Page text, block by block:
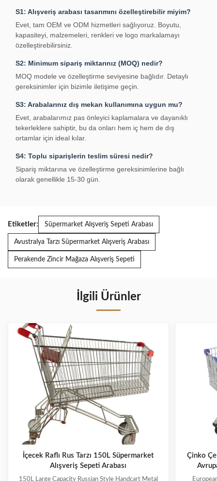
S1: Alışveriş arabası tasarımını özelleştirebilir miyim?
Evet, tam OEM ve ODM hizmetleri sağlıyoruz. Boyutu,
kapasiteyi, malzemeleri, renkleri ve logo markalamayı
özelleştirebilirsiniz.
S2: Minimum sipariş miktarınız (MOQ) nedir?
MOQ modele ve özelleştirme seviyesine bağlıdır. Detaylı
gereksinimler için bizimle iletişime geçin.
S3: Arabalarınız dış mekan kullanımına uygun mu?
Evet, arabalarımız pas önleyici kaplamalara ve dayanıklı
tekerleklere sahiptir, bu da onları hem iç hem de dış
ortamlar için ideal kılar.
S4: Toplu siparişlerin teslim süresi nedir?
Sipariş miktarına ve özelleştirme gereksinimlerine bağlı
olarak genellikle 15-30 gün.
Etiketler: Süpermarket Alışveriş Sepeti Arabası
Avustralya Tarzı Süpermarket Alışveriş Arabası
Perakende Zincir Mağaza Alışveriş Sepeti
İlgili Ürünler
İçecek Raflı Rus Tarzı 150L Süpermarket
Alışveriş Sepeti Arabası
150L Large Capacity Russian Style Handcart Metal
Çinko